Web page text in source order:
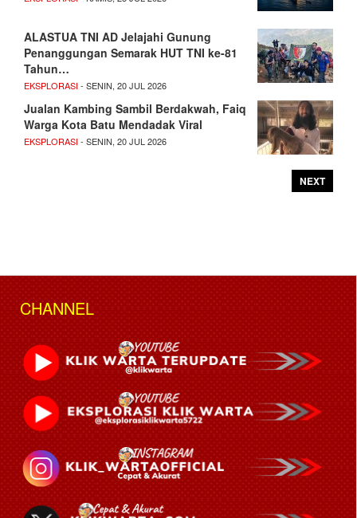
ALASTUA TNI AD Jelajahi Gunung
Penanggungan Semarak HUT TNI ke-81
Tahun…
EKSPLORASI- SENIN, 20 JUL 2026
Jualan Kambing Sambil Berdakwah, Faiq
Warga Kota Batu Mendadak Viral
EKSPLORASI- SENIN, 20 JUL 2026
NEXT
CHANNEL